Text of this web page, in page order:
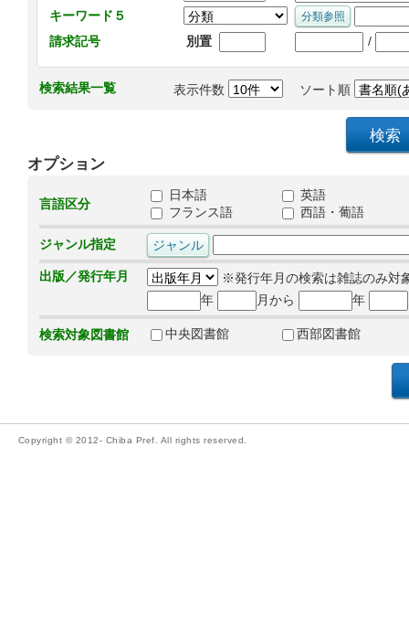
キーワード５
請求記号
別置 /
検索結果一覧 表示件数 ソート順
オプション
言語区分
日本語
英語
フランス語
西語・葡語
ジャンル指定
出版／発行年月
※発行年月の検索は雑誌のみ対
年
月から 年
検索対象図書館 中央図書館 西部図書館
Copyright © 2012- Chiba Pref. All rights reserved.